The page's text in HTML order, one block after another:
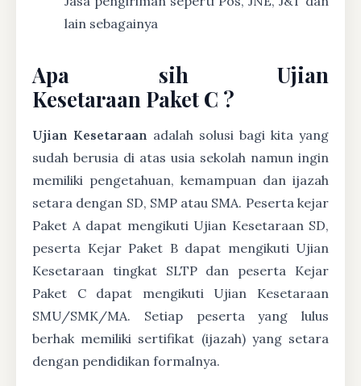
lain sebagainya
Apa sih Ujian
Kesetaraan Paket C ?
Ujian Kesetaraan adalah solusi bagi kita yang
sudah berusia di atas usia sekolah namun ingin
memiliki pengetahuan, kemampuan dan ijazah
setara dengan SD, SMP atau SMA. Peserta kejar
Paket A dapat mengikuti Ujian Kesetaraan SD,
peserta Kejar Paket B dapat mengikuti Ujian
Kesetaraan tingkat SLTP dan peserta Kejar
Paket C dapat mengikuti Ujian Kesetaraan
SMU/SMK/MA. Setiap peserta yang lulus
berhak memiliki sertifikat (ijazah) yang setara
dengan pendidikan formalnya.